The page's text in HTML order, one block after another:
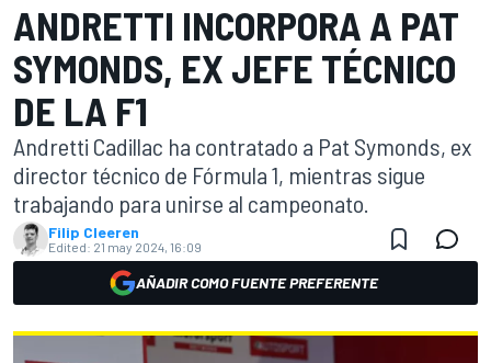
ANDRETTI INCORPORA A PAT
SYMONDS, EX JEFE TÉCNICO
DE LA F1
Andretti Cadillac ha contratado a Pat Symonds, ex
director técnico de Fórmula 1, mientras sigue
trabajando para unirse al campeonato.
Filip Cleeren
Edited: 21 may 2024, 16:09
AÑADIR COMO FUENTE PREFERENTE